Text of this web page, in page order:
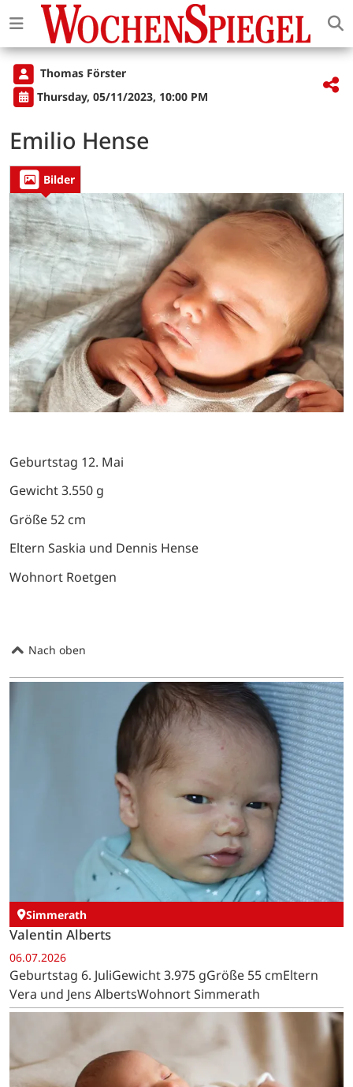
Thomas Förster
Thursday, 05/11/2023, 10:00 PM
Emilio Hense
Bilder
Geburtstag 12. Mai
Gewicht 3.550 g
Größe 52 cm
Eltern Saskia und Dennis Hense
Wohnort Roetgen
Nach oben
Simmerath
Valentin Alberts
06.07.2026
Geburtstag 6. JuliGewicht 3.975 gGröße 55 cmEltern
Vera und Jens AlbertsWohnort Simmerath